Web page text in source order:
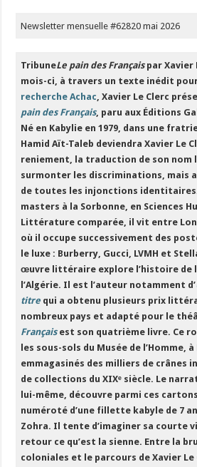
Newsletter mensuelle #62820 mai 2026
TribuneLe pain des Françaispar Xavier
mois-ci, à travers un texte inédit
recherche Achac, Xavier Le Clerc
pain des Français, paru aux Éditions
Né en Kabylie en 1979, dans une
Hamid Aït-Taleb deviendra Xavier Le
reniement, la traduction de son nom
surmonter les discriminations, mais
de toutes les injonctions
masters à la Sorbonne, en Sciences
Littérature comparée, il vit entre
où il occupe successivement des
le luxe : Burberry, Gucci, LVMH et
œuvre littéraire explore l’histoire de
l’Algérie. Il est l’auteur notamment d’
titre qui a obtenu plusieurs prix
nombreux pays et adapté pour le
Françaisest son quatrième livre. Ce
les sous-sols du Musée de l’Homme,
emmagasinés des milliers de crânes
de collections du XIXᵉ siècle. Le
lui-même, découvre parmi ces
numéroté d’une fillette kabyle de 7
Zohra. Il tente d’imaginer sa courte
retour ce qu’est la sienne. Entre la
coloniales et le parcours de Xavier Le